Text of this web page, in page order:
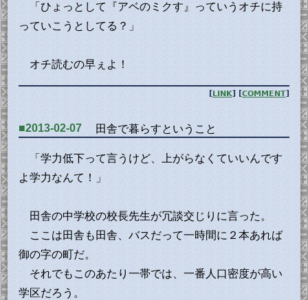
「ひょっとして『アベのミクす』っていうオチに持
っていこうとしてる？」
オチ読むの早ぇよ！
[LINK ] [COMMENT]
■2013-02-07 田舎で暮らすということ
「学力低下って言うけど、上がらなくていいんです
よ学力なんて！」
田舎の中学校の校長先生が冗談交じりに言った。
ここは田舎も田舎、バスだって一時間に２本あれば
御の字の町だ。
それでもこのあたり一帯では、一番人口密度が高い
学区だろう。